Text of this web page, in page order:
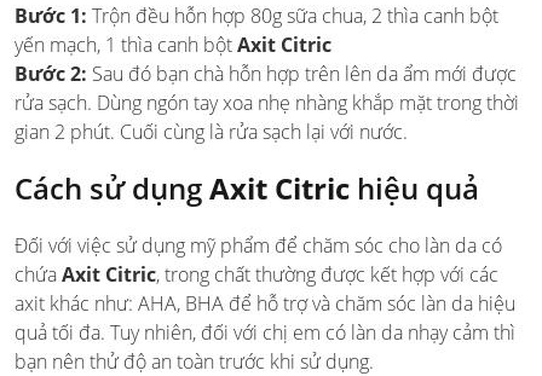
Bước 1: Trộn đều hỗn hợp 80g sữa chua, 2 thìa canh bột
yến mạch, 1 thìa canh bộtAxit Citric
Bước 2: Sau đó bạn chà hỗn hợp trên lên da ẩm mới được
rửa sạch. Dùng ngón tay xoa nhẹ nhàng khắp mặt trong thời
gian 2 phút. Cuối cùng là rửa sạch lại với nước.
Cách sử dụngAxit Citric hiệu quả
Đối với việc sử dụng mỹ phẩm để chăm sóc cho làn da có
chứaAxit Citric, trong chất thường được kết hợp với các
axit khác như: AHA, BHA để hỗ trợ và chăm sóc làn da hiệu
quả tối đa. Tuy nhiên, đối với chị em có làn da nhạy cảm thì
bạn nên thử độ an toàn trước khi sử dụng.